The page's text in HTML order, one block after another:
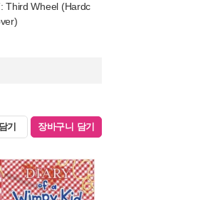
Third Wheel (Hardc
기 장바구니 담기